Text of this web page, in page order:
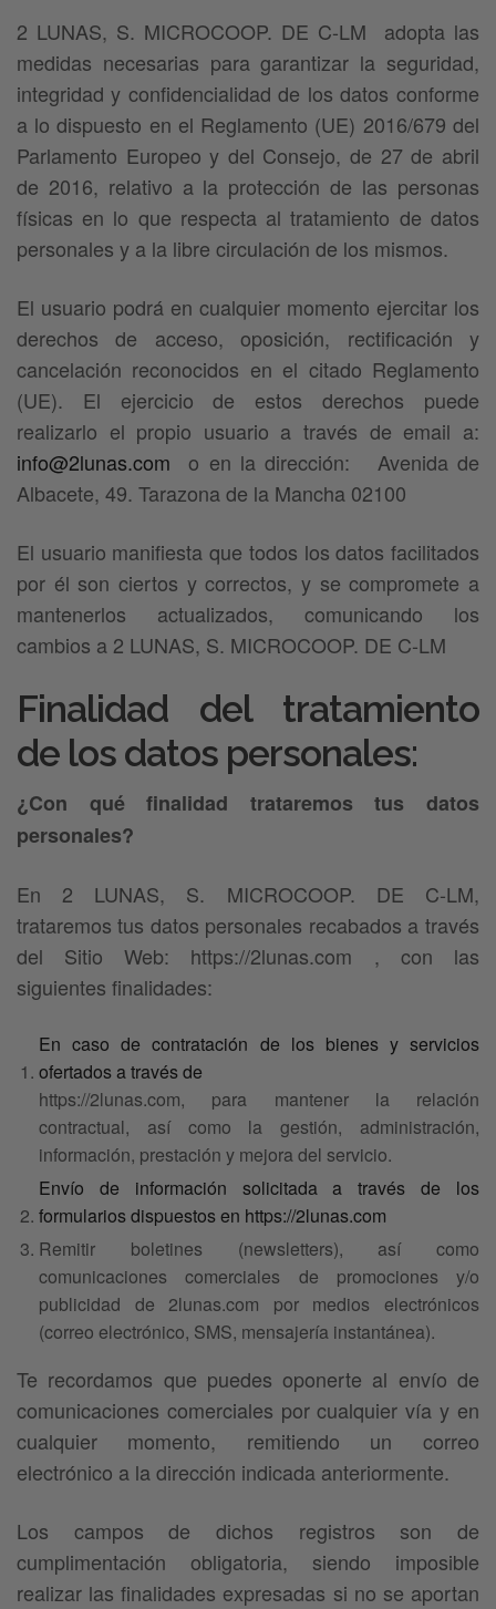
2 LUNAS, S. MICROCOOP. DE C-LM adopta las
medidas necesarias para garantizar la seguridad,
integridad y confidencialidad de los datos conforme
a lo dispuesto en el Reglamento (UE) 2016/679 del
Parlamento Europeo y del Consejo, de 27 de abril
de 2016, relativo a la protección de las personas
físicas en lo que respecta al tratamiento de datos
personales y a la libre circulación de los mismos.
El usuario podrá en cualquier momento ejercitar los
derechos de acceso, oposición, rectificación y
cancelación reconocidos en el citado Reglamento
(UE). El ejercicio de estos derechos puede
realizarlo el propio usuario a través de email a:
info@2lunas.com o en la dirección: Avenida de
Albacete, 49. Tarazona de la Mancha 02100
El usuario manifiesta que todos los datos facilitados
por él son ciertos y correctos, y se compromete a
mantenerlos actualizados, comunicando los
cambios a 2 LUNAS, S. MICROCOOP. DE C-LM
Finalidad del tratamiento
de los datos personales:
¿Con qué finalidad trataremos tus datos
personales?
En 2 LUNAS, S. MICROCOOP. DE C-LM,
trataremos tus datos personales recabados a través
del Sitio Web: https://2lunas.com , con las
siguientes finalidades:
En caso de contratación de los bienes y servicios
ofertados a través de
https://2lunas.com, para mantener la relación
contractual, así como la gestión, administración,
información, prestación y mejora del servicio.
Envío de información solicitada a través de los
formularios dispuestos en https://2lunas.com
Remitir boletines (newsletters), así como
comunicaciones comerciales de promociones y/o
publicidad de 2lunas.com por medios electrónicos
(correo electrónico, SMS, mensajería instantánea).
Te recordamos que puedes oponerte al envío de
comunicaciones comerciales por cualquier vía y en
cualquier momento, remitiendo un correo
electrónico a la dirección indicada anteriormente.
Los campos de dichos registros son de
cumplimentación obligatoria, siendo imposible
realizar las finalidades expresadas si no se aportan